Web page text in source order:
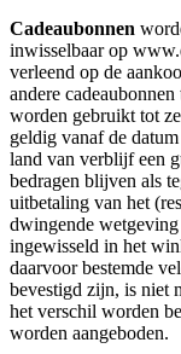
Cadeaubonnen
inwisselbaar op
verleend op de
andere
worden gebruikt tot
geldig vanaf de
land van verblijf een
bedragen blijven als
uitbetaling van het
dwingende
ingewisseld in het
daarvoor bestemde
bevestigd zijn, is niet
het verschil worden
worden aangeboden.